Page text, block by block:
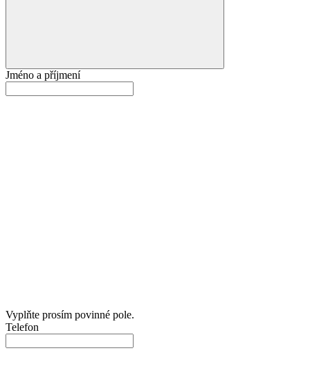
Jméno a příjmení
Vyplňte prosím povinné pole.
Telefon